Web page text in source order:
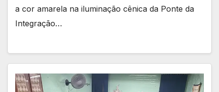
a cor amarela na iluminação cênica da Ponte da
Integração…